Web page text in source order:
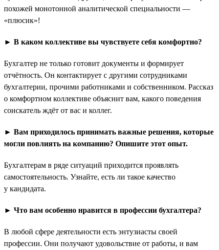
похожей монотонной аналитической специальности —
«плюсик»!
► В каком коллективе вы чувствуете себя комфортно?
Бухгалтер не только готовит документы и формирует
отчётность. Он контактирует с другими сотрудниками
бухгалтерии, прочими работниками и собственником. Рассказ
о комфортном коллективе объяснит вам, какого поведения
соискатель ждёт от вас и коллег.
► Вам приходилось принимать важные решения, которые
могли повлиять на компанию? Опишите этот опыт.
Бухгалтерам в ряде ситуаций приходится проявлять
самостоятельность. Узнайте, есть ли такое качество
у кандидата.
► Что вам особенно нравится в профессии бухгалтера?
В любой сфере деятельности есть энтузиасты своей
профессии. Они получают удовольствие от работы, и вам